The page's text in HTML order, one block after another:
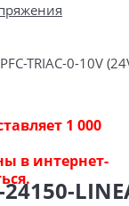
TRIAC-0-10V
1 000
в интернет-